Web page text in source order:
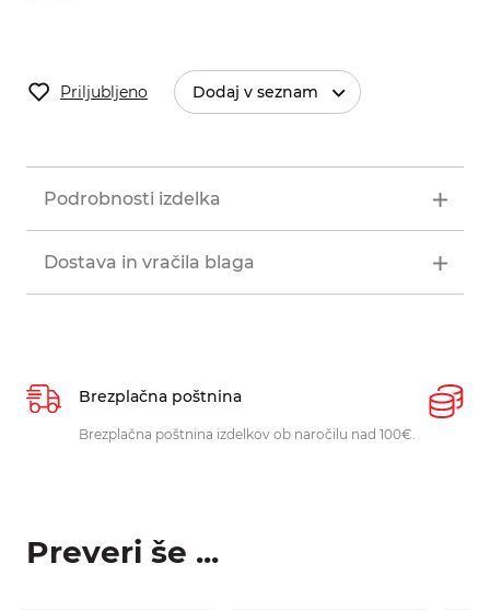
Priljubljeno Dodaj v seznam
Podrobnosti izdelka
Dostava in vračila blaga
Brezplačna poštnina
Brezplačna poštnina izdelkov ob naročilu nad 100€.
Preveri še ...